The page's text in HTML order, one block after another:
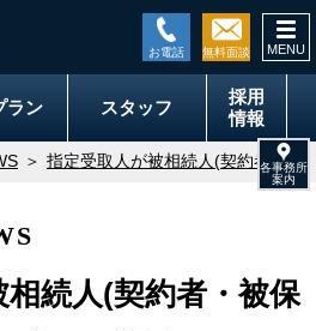
ラン スタッフ
採用
情報
指定受取人が被相続人(契約者・被
続人(契約者・被保